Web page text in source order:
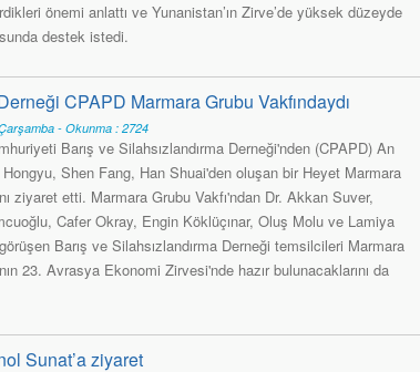
önemi anlattı ve Yunanistan’ın Zirve’de yüksek düzeyde
destek istedi.
CPAPD Marmara Grubu Vakfındaydı
- Okunma : 2724
Barış ve Silahsızlandırma Derneği'nden (CPAPD) An
Shen Fang, Han Shuai'den oluşan bir Heyet Marmara
ziyaret etti. Marmara Grubu Vakfı'ndan Dr. Akkan Suver,
Cafer Okray, Engin Köklüçınar, Oluş Molu ve Lamiya
Barış ve Silahsızlandırma Derneği temsilcileri Marmara
23. Avrasya Ekonomi Zirvesi'nde hazır bulunacaklarını da
Sunat’a ziyaret